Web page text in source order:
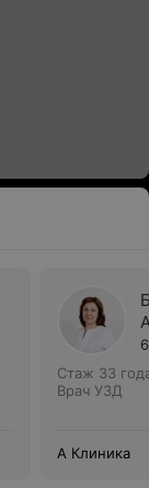
Стаж 33
Врач УЗД
А Клиника